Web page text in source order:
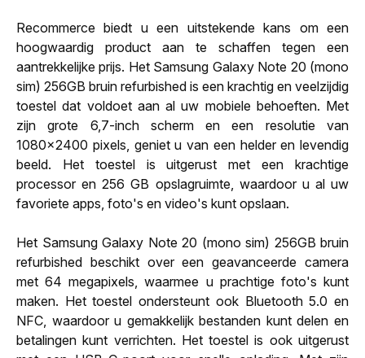
Recommerce biedt u een uitstekende kans om een
hoogwaardig product aan te schaffen tegen een
aantrekkelijke prijs. Het Samsung Galaxy Note 20 (mono
sim) 256GB bruin refurbished is een krachtig en veelzijdig
toestel dat voldoet aan al uw mobiele behoeften. Met
zijn grote 6,7-inch scherm en een resolutie van
1080x2400 pixels, geniet u van een helder en levendig
beeld. Het toestel is uitgerust met een krachtige
processor en 256 GB opslagruimte, waardoor u al uw
favoriete apps, foto's en video's kunt opslaan.
Het Samsung Galaxy Note 20 (mono sim) 256GB bruin
refurbished beschikt over een geavanceerde camera
met 64 megapixels, waarmee u prachtige foto's kunt
maken. Het toestel ondersteunt ook Bluetooth 5.0 en
NFC, waardoor u gemakkelijk bestanden kunt delen en
betalingen kunt verrichten. Het toestel is ook uitgerust